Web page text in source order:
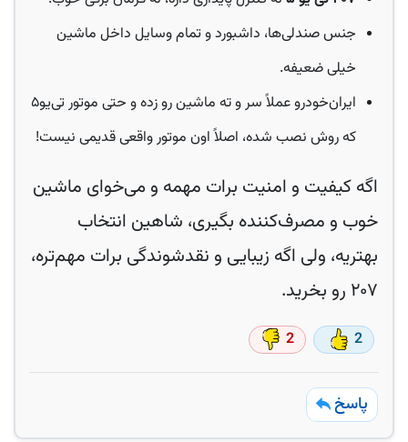
جنس صندلی‌ها، داشبورد و تمام وسایل داخل ماشین
خیلی ضعیفه.
ایران‌خودرو عملاً سر و ته ماشین رو زده و حتی موتور تی‌یو۵
که روش نصب شده، اصلاً اون موتور واقعی قدیمی نیست!
اگه کیفیت و امنیت برات مهمه و می‌خوای ماشین
خوب و مصرف‌کننده بگیری، شاهین انتخاب
بهتریه، ولی اگه زیبایی و نقدشوندگی برات مهم‌تره،
۲۰۷ رو بخرید.
2
2
پاسخ